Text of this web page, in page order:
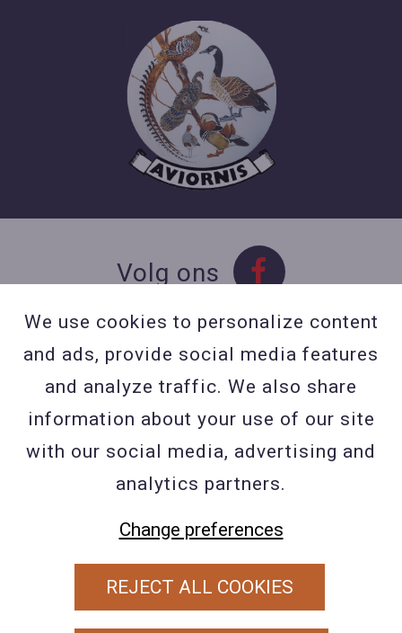
Volg ons
Contact
Contacteer ons
BE 0423 427 566 (0032
477601560
Wuytsbergen (HRT) 118, 2200
PRIVACY POLICY
We use cookies to personalize content
and ads, provide social media features
and analyze traffic. We also share
information about your use of our site
with our social media, advertising and
analytics partners.
Change preferences
REJECT ALL COOKIES